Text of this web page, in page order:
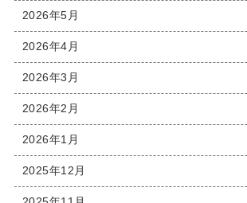
2026年5月
2026年4月
2026年3月
2026年2月
2026年1月
2025年12月